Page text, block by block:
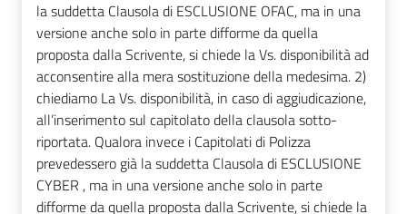
la suddetta Clausola di ESCLUSIONE OFAC, ma in una
versione anche solo in parte difforme da quella
proposta dalla Scrivente, si chiede la Vs. disponibilità ad
acconsentire alla mera sostituzione della medesima. 2)
chiediamo La Vs. disponibilità, in caso di aggiudicazione,
all’inserimento sul capitolato della clausola sotto-
riportata. Qualora invece i Capitolati di Polizza
prevedessero già la suddetta Clausola di ESCLUSIONE
CYBER , ma in una versione anche solo in parte
difforme da quella proposta dalla Scrivente, si chiede la